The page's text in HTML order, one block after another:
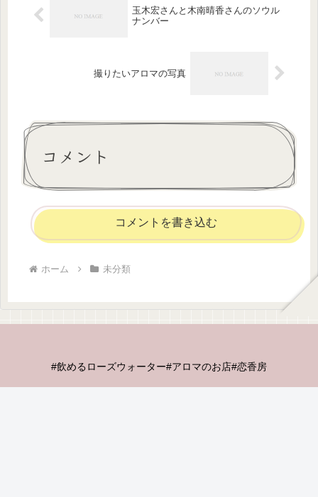
玉木宏さんと木南晴香さんのソウル
ナンバー
撮りたいアロマの写真
コメント
コメントを書き込む
ホーム 未分類
#飲めるローズウォーター#アロマのお店#恋香房